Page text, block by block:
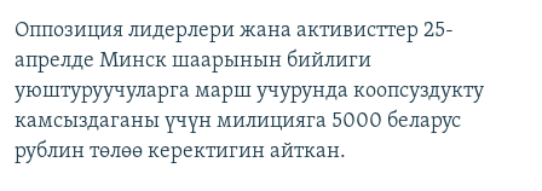
Оппозиция лидерлери жана активисттер 25-
апрелде Минск шаарынын бийлиги
уюштуруучуларга марш учурунда коопсуздукту
камсыздаганы үчүн милицияга 5000 беларус
рублин төлөө керектигин айткан.